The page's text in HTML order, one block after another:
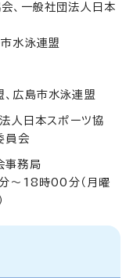
、一般社団法人日本
水泳連盟
広島市水泳連盟
人日本スポーツ協
員会
事務局
18時00分（月曜